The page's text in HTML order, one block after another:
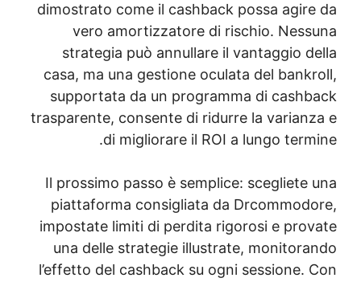
dimostrato come il
vero
strategia può
casa, ma una
supportata da un
trasparente,
di
Il prossimo passo è
piattaforma
impostate limiti di
una delle
l’effetto del